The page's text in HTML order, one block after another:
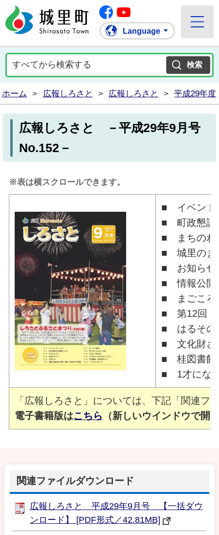
城里町ホームページ
Facebook
Language
ホーム > 広報しろさと > 広報しろさと > 平成29年度
広報しろさと －平成29年9月号
No.152－
※表は横スクロールできます。
■ イベント
■ 町政懇談
■ まちのわ
■ 城里のま
■ お知らせ
■ 情報公開
■ まごころ
■ 第12回
■ はるその
■ 文化財さ
■ 桂図書館
■ 1才にな
「広報しろさと」については、下記「関連
電子書籍版はこちら （新しいウインドウで開
関連ファイルダウンロード
広報しろさと 平成29年9月号 【一括ダウ
ンロード】 [PDF形式／42.81MB]